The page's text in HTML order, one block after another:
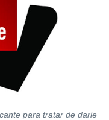
para tratar de darle